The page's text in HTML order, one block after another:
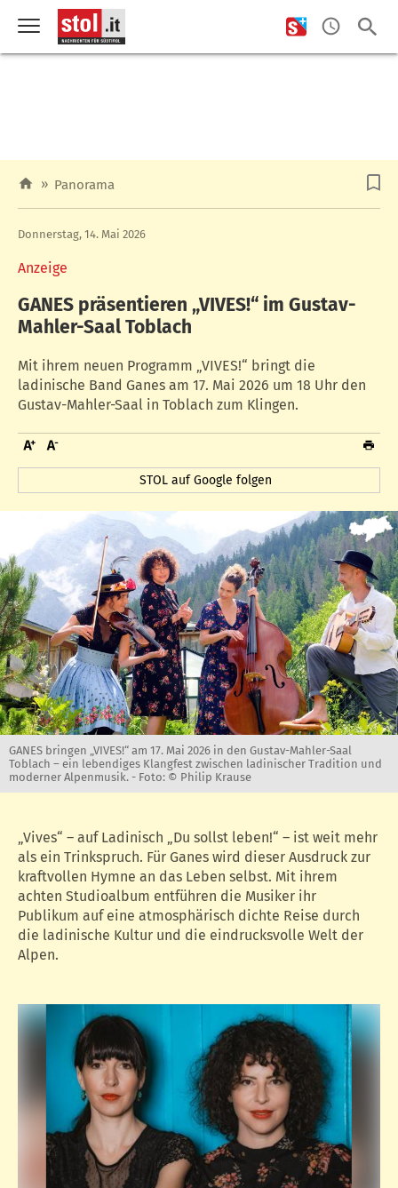
» Panorama
Anzeige
Donnerstag, 14. Mai 2026
GANES präsentieren „VIVES!“ im Gustav-
Mahler-Saal Toblach
Mit ihrem neuen Programm „VIVES!“ bringt die
ladinische Band Ganes am 17. Mai 2026 um 18 Uhr den
Gustav-Mahler-Saal in Toblach zum Klingen.
STOL auf Google folgen
GANES bringen „VIVES!“ am 17. Mai 2026 in den Gustav-Mahler-Saal
Toblach – ein lebendiges Klangfest zwischen ladinischer Tradition und
moderner Alpenmusik. - Foto: © Philip Krause
„Vives“ – auf Ladinisch „Du sollst leben!“ – ist weit mehr
als ein Trinkspruch. Für Ganes wird dieser Ausdruck zur
kraftvollen Hymne an das Leben selbst. Mit ihrem
achten Studioalbum entführen die Musiker ihr
Publikum auf eine atmosphärisch dichte Reise durch
die ladinische Kultur und die eindrucksvolle Welt der
Alpen.